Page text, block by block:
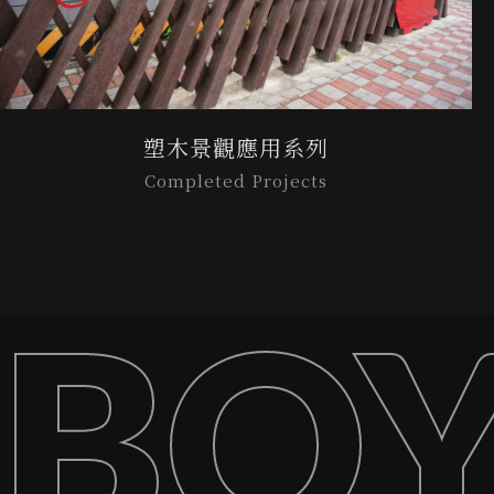
塑木景觀應用系列
Completed Projects